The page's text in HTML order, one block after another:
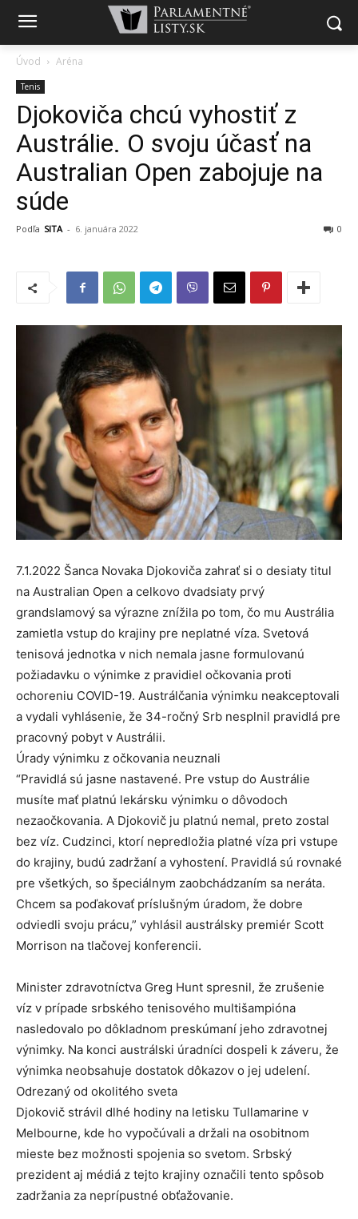
Úvod Aréna
Tenis
Djokoviča chcú vyhostiť z
Austrálie. O svoju účasť na
Australian Open zabojuje na
súde
Podľa SITA - 6. januára 2022 0
7.1.2022 Šanca Novaka Djokoviča zahrať si o desiaty titul
na Australian Open a celkovo dvadsiaty prvý
grandslamový sa výrazne znížila po tom, čo mu Austrália
zamietla vstup do krajiny pre neplatné víza. Svetová
tenisová jednotka v nich nemala jasne formulovanú
požiadavku o výnimke z pravidiel očkovania proti
ochoreniu COVID-19. Austrálčania výnimku neakceptovali
a vydali vyhlásenie, že 34-ročný Srb nesplnil pravidlá pre
pracovný pobyt v Austrálii.
Úrady výnimku z očkovania neuznali
“Pravidlá sú jasne nastavené. Pre vstup do Austrálie
musíte mať platnú lekársku výnimku o dôvodoch
nezaočkovania. A Djokovič ju platnú nemal, preto zostal
bez víz. Cudzinci, ktorí nepredložia platné víza pri vstupe
do krajiny, budú zadržaní a vyhostení. Pravidlá sú rovnaké
pre všetkých, so špeciálnym zaobchádzaním sa neráta.
Chcem sa poďakovať príslušným úradom, že dobre
odviedli svoju prácu,” vyhlásil austrálsky premiér Scott
Morrison na tlačovej konferencii.
Minister zdravotníctva Greg Hunt spresnil, že zrušenie
víz v prípade srbského tenisového multišampióna
nasledovalo po dôkladnom preskúmaní jeho zdravotnej
výnimky. Na konci austrálski úradníci dospeli k záveru, že
výnimka neobsahuje dostatok dôkazov o jej udelení.
Odrezaný od okolitého sveta
Djokovič strávil dlhé hodiny na letisku Tullamarine v
Melbourne, kde ho vypočúvali a držali na osobitnom
mieste bez možnosti spojenia so svetom. Srbský
prezident aj médiá z tejto krajiny označili tento spôsob
zadržania za neprípustné obťažovanie.